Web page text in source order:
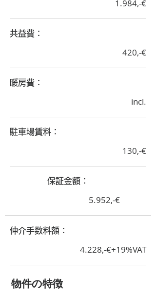
1.984,-€
​共益費：
420,-€
​暖房費：
incl.
​駐車場賃料：
130,-€
​保証金額：
5.952,-€
​仲介手数料額：
4.228,-€+19%VAT
​物件の特徴